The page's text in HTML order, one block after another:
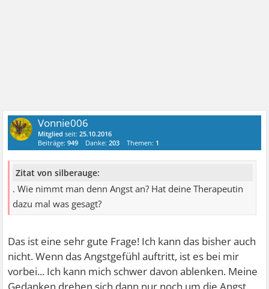
Vonnie006
Mitglied seit:25.10.2016
Beiträge:949 Danke:203 Themen: 1
Zitat von silberauge:
. Wie nimmt man denn Angst an? Hat deine Therapeutin
dazu mal was gesagt?
Das ist eine sehr gute Frage! Ich kann das bisher auch
nicht. Wenn das Angstgefühl auftritt, ist es bei mir
vorbei... Ich kann mich schwer davon ablenken. Meine